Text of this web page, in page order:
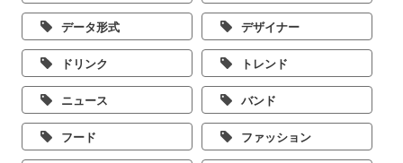
データ形式 デザイナー
ドリンク トレンド
ニュース バンド
フード ファッション